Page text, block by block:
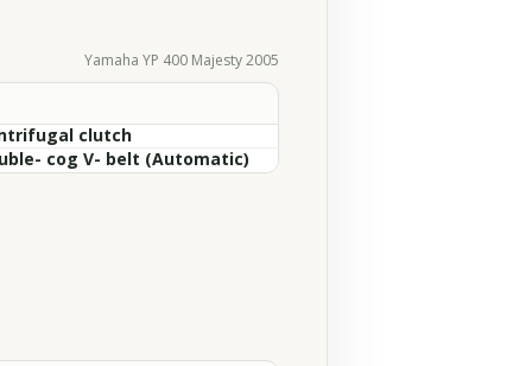
Yamaha YP 400 Majesty 2005
clutch
cog V- belt (Automatic)